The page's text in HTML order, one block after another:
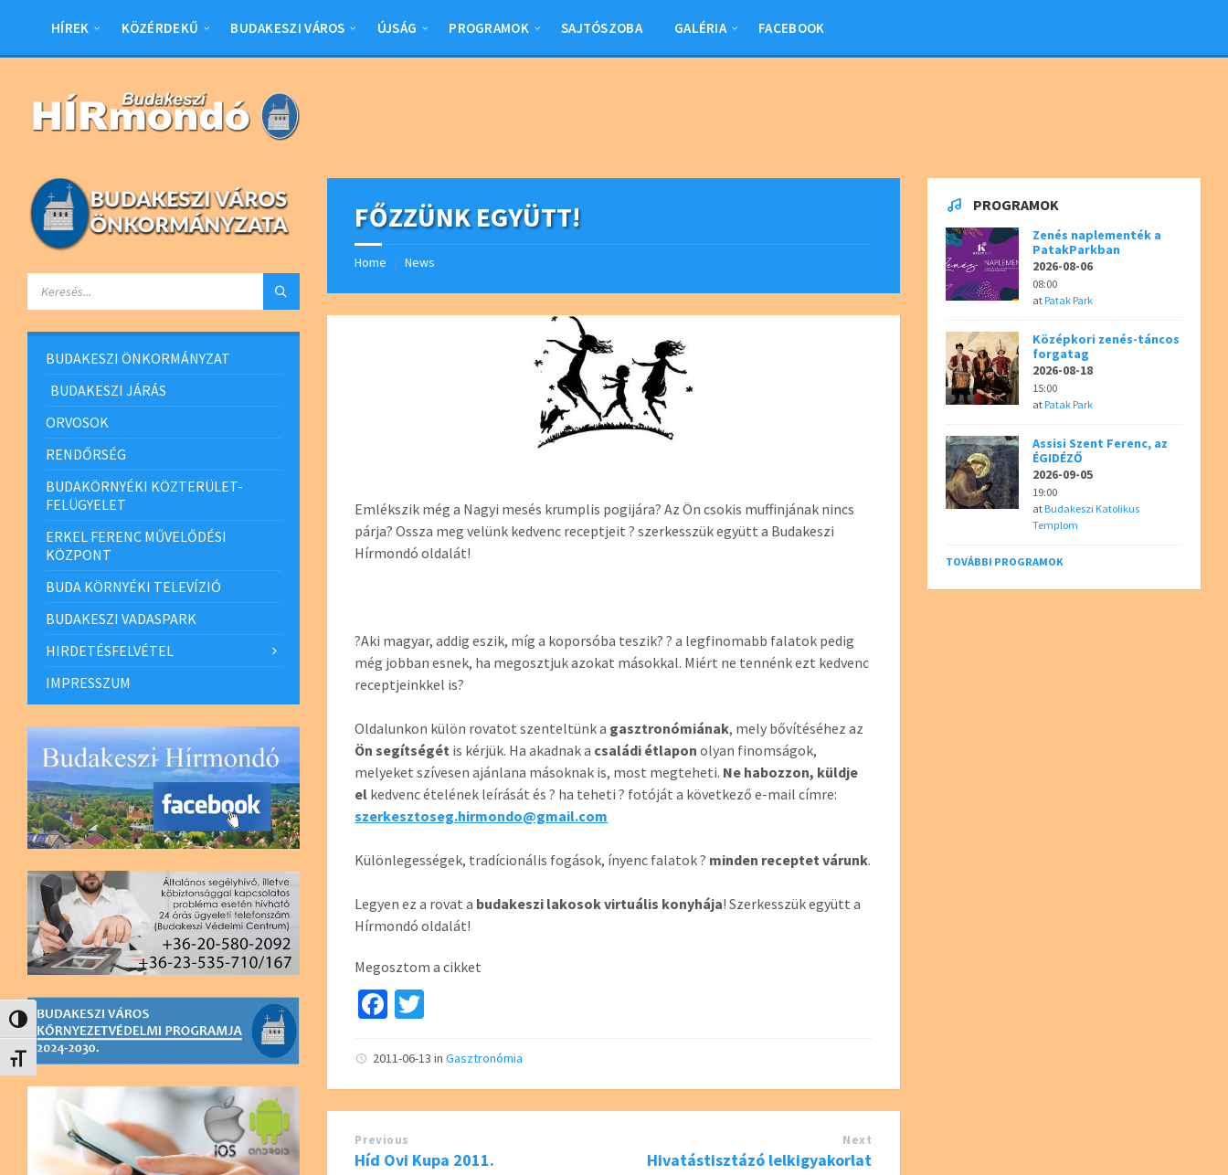
Nagy kontraszt váltása
Betűméret váltása
sidebar
sidebar
HÍREK KÖZÉRDEKŰ BUDAKESZI VÁROS ÚJSÁG PROGRAMOK SAJTÓSZOBA GALÉRIA FACEBOOK
FŐZZÜNK EGYÜTT!
Home / News
Emlékszik még a Nagyi mesés krumplis pogijára? Az Ön csokis muffinjának nincs
párja? Ossza meg velünk kedvenc receptjeit ? szerkesszük együtt a Budakeszi
Hírmondó oldalát!
?Aki magyar, addig eszik, míg a koporsóba teszik? ? a legfinomabb falatok pedig
még jobban esnek, ha megosztjuk azokat másokkal. Miért ne tennénk ezt kedvenc
receptjeinkkel is?
Oldalunkon külön rovatot szenteltünk a gasztronómiának, mely bővítéséhez az
Ön segítségét is kérjük. Ha akadnak a családi étlapon olyan finomságok,
melyeket szívesen ajánlana másoknak is, most megteheti. Ne habozzon, küldje
el kedvenc ételének leírását és ? ha teheti ? fotóját a következő e-mail címre:
szerkesztoseg.hirmondo@gmail.com
Különlegességek, tradícionális fogások, ínyenc falatok ? minden receptet várunk.
Legyen ez a rovat a budakeszi lakosok virtuális konyhája! Szerkesszük együtt a
Hírmondó oldalát!
Megosztom a cikket
Fa
b
o
o
k
tt
er
2011-06-13inGasztronómia
Previous
Híd Ovi Kupa 2011.
Next
Hivatástisztázó lelkigyakorlat
BUDAKESZI ÖNKORMÁNYZAT
BUDAKESZI JÁRÁS
ORVOSOK
RENDŐRSÉG
BUDAKÖRNYÉKI KÖZTERÜLET-
FELÜGYELET
ERKEL FERENC MŰVELŐDÉSI
KÖZPONT
BUDA KÖRNYÉKI TELEVÍZIÓ
BUDAKESZI VADASPARK
HIRDETÉSFELVÉTEL
IMPRESSZUM
PROGRAMOK
Zenés naplementék a
PatakParkban
2026-08-06
08:00
atPatak Park
Középkori zenés-táncos
forgatag
2026-08-18
15:00
atPatak Park
Assisi Szent Ferenc, az
ÉGIDÉZŐ
2026-09-05
19:00
atBudakeszi Katolikus
Templom
TOVÁBBI PROGRAMOK